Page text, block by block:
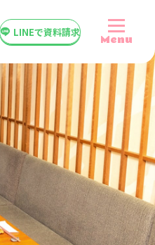
LINEで資料請求
Menu